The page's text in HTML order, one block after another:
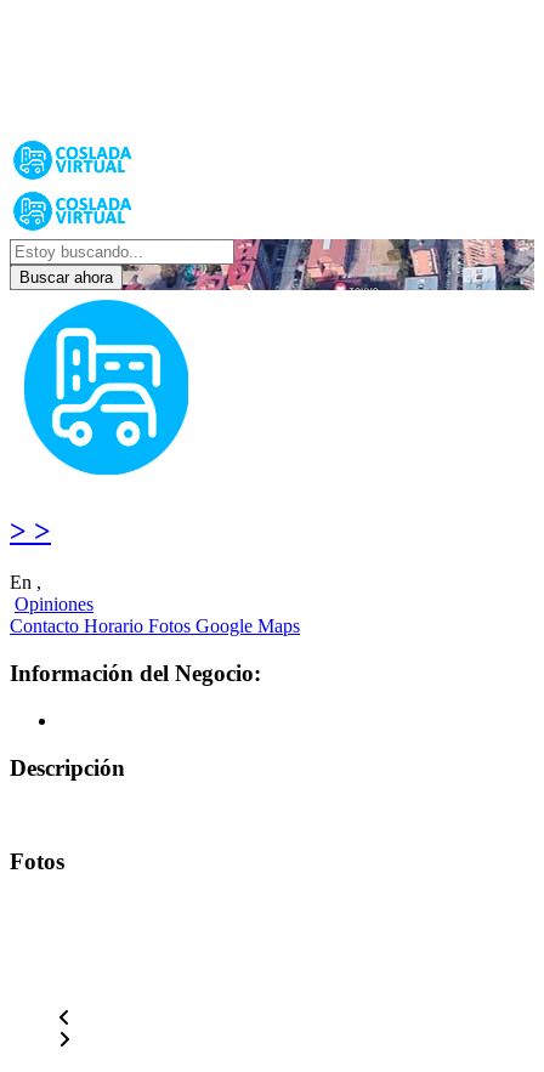
Buscar ahora
> >
En ,
Opiniones
Contacto Horario Fotos Google Maps
Información del Negocio:
Descripción
Fotos